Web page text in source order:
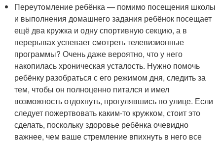
Переутомление ребёнка — помимо посещения школы
и выполнения домашнего задания ребёнок посещает
ещё два кружка и одну спортивную секцию, а в
перерывах успевает смотреть телевизионные
программы? Очень даже вероятно, что у него
накопилась хроническая усталость. Нужно помочь
ребёнку разобраться с его режимом дня, следить за
тем, чтобы он полноценно питался и имел
возможность отдохнуть, прогулявшись по улице. Если
следует пожертвовать каким-то кружком, стоит это
сделать, поскольку здоровье ребёнка очевидно
важнее, чем ваше стремление впихнуть в него все